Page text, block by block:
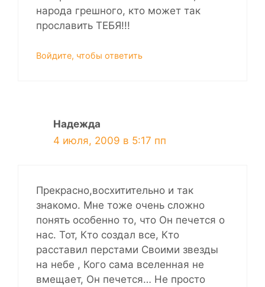
народа грешного, кто может так
прославить ТЕБЯ!!!
Войдите, чтобы ответить
Надежда
4 июля, 2009 в 5:17 пп
Прекрасно,восхитительно и так
знакомо. Мне тоже очень сложно
понять особенно то, что Он печется о
нас. Тот, Кто создал все, Кто
расставил перстами Своими звезды
на небе , Кого сама вселенная не
вмещает, Он печется… Не просто